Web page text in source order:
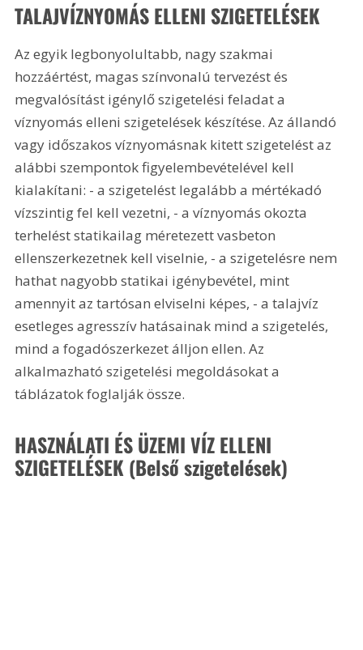
TALAJVÍZNYOMÁS ELLENI SZIGETELÉSEK
Az egyik legbonyolultabb, nagy szakmai
hozzáértést, magas színvonalú tervezést és
megvalósítást igénylő szigetelési feladat a
víznyomás elleni szigetelések készítése. Az állandó
vagy időszakos víznyomásnak kitett szigetelést az
alábbi szempontok figyelembevételével kell
kialakítani: - a szigetelést legalább a mértékadó
vízszintig fel kell vezetni, - a víznyomás okozta
terhelést statikailag méretezett vasbeton
ellenszerkezetnek kell viselnie, - a szigetelésre nem
hathat nagyobb statikai igénybevétel, mint
amennyit az tartósan elviselni képes, - a talajvíz
esetleges agresszív hatásainak mind a szigetelés,
mind a fogadószerkezet álljon ellen. Az
alkalmazható szigetelési megoldásokat a
táblázatok foglalják össze.
HASZNÁLATI ÉS ÜZEMI VÍZ ELLENI
SZIGETELÉSEK (Belső szigetelések)